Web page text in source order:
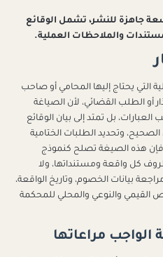
جاهزة للنشر، تشمل الوقائع
والملاحظات العملية.
التي يحتاج إليها المحامي أو صاحب
أو الطلب القضائي، لأن الصياغة
العبارات، بل تمتد إلى بيان الوقائع
الصحيح، وتحديد الطلبات الختامية
هذه الصيغة تصلح كنموذج
كل واقعة ومستنداتها، ولا
بيانات الخصوم، وتاريخ الواقعة،
القيمي والنوعي والمحلي للمحكمة
الواجب مراعاتها